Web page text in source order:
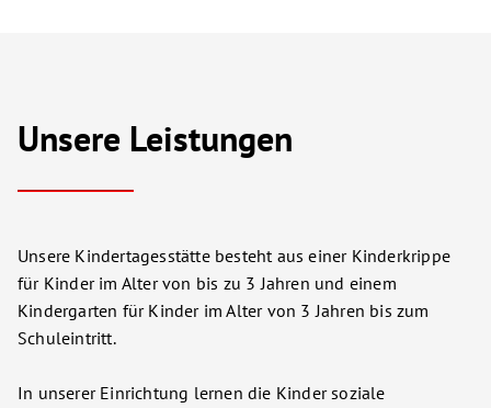
Unsere Leistungen
Unsere Kindertagesstätte besteht aus einer Kinderkrippe
für Kinder im Alter von bis zu 3 Jahren und einem
Kindergarten für Kinder im Alter von 3 Jahren bis zum
Schuleintritt.
In unserer Einrichtung lernen die Kinder soziale